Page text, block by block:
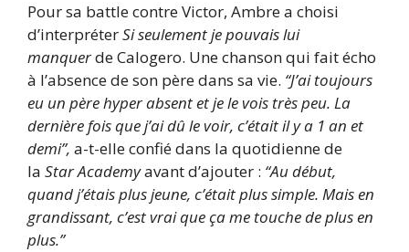
Pour sa battle contre Victor, Ambre a choisi
d’interpréterSi seulement je pouvais lui
manquerde Calogero. Une chanson qui fait écho
à l’absence de son père dans sa vie. “J’ai toujours
eu un père hyper absent et je le vois très peu. La
dernière fois que j’ai dû le voir, c’était il y a 1 an et
demi”, a-t-elle confié dans la quotidienne de
la Star Academyavant d’ajouter : “Au début,
quand j’étais plus jeune, c’était plus simple. Mais en
grandissant, c’est vrai que ça me touche de plus en
plus.”